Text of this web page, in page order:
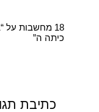
18 מחשבות על
כיתה ה”
כתיבת